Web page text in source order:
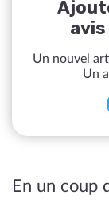
Un nouvel
Un
En un coup